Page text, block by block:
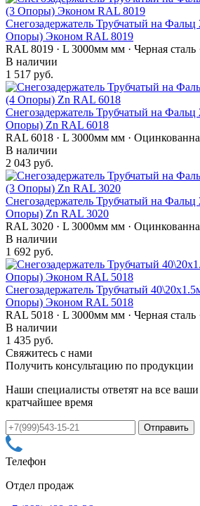
Снегозадержатель Трубчатый на
Опоры) Эконом RAL 8019
RAL 8019 · L 3000мм мм · Черная сталь
В наличии
1 517 руб.
Снегозадержатель Трубчатый на
Опоры) Zn RAL 6018
RAL 6018 · L 3000мм мм ·
В наличии
2 043 руб.
Снегозадержатель Трубчатый на
Опоры) Zn RAL 3020
RAL 3020 · L 3000мм мм ·
В наличии
1 692 руб.
Снегозадержатель Трубчатый
Опоры) Эконом RAL 5018
RAL 5018 · L 3000мм мм · Черная сталь
В наличии
1 435 руб.
Свяжитесь с нами
Получить консультацию по продукции
Наши специалисты ответят на все
кратчайшее время
Телефон
Отдел продаж